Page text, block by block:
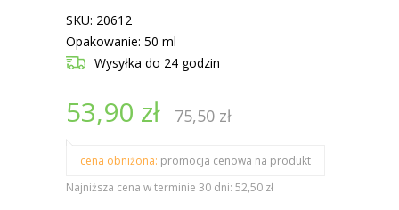
SKU: 20612
Opakowanie: 50 ml
Wysyłka do 24 godzin
53,90 zł 75,50zł
cena obniżona: promocja cenowa na produkt
Najniższa cena w terminie 30 dni: 52,50 zł